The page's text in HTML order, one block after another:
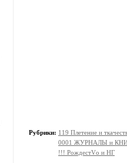
Рубрики: 119 Плетение и
0001 ЖУРНАЛЫ и
!!! РождестVо и НГ